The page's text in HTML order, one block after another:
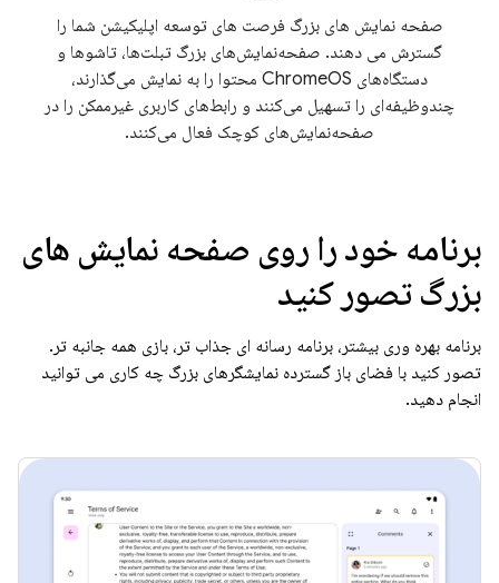
صفحه نمایش های بزرگ فرصت های توسعه اپلیکیشن شما را
گسترش می دهند. صفحه‌نمایش‌های بزرگ تبلت‌ها، تاشوها و
دستگاه‌های ChromeOS محتوا را به نمایش می‌گذارند،
چندوظیفه‌ای را تسهیل می‌کنند و رابط‌های کاربری غیرممکن را در
صفحه‌نمایش‌های کوچک فعال می‌کنند.
برنامه خود را روی صفحه نمایش های
بزرگ تصور کنید
برنامه بهره وری بیشتر، برنامه رسانه ای جذاب تر، بازی همه جانبه تر.
تصور کنید با فضای باز گسترده نمایشگرهای بزرگ چه کاری می توانید
انجام دهید.